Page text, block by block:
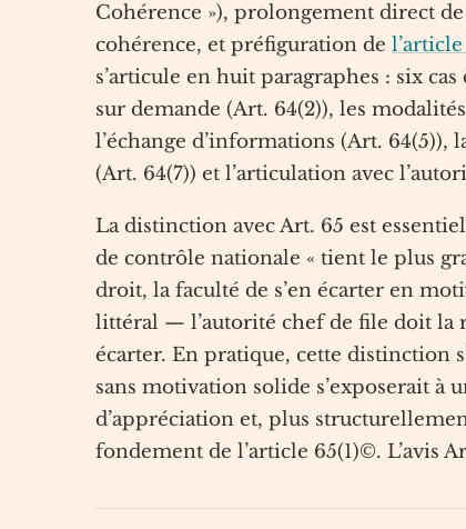
Cohérence »), prolongement direct
cohérence, et préfiguration de
s’articule en huit paragraphes : six
sur demande (Art. 64(2)), les
l’échange d’informations (Art. 64(5)),
(Art. 64(7)) et l’articulation avec
La distinction avec Art. 65 est
de contrôle nationale « tient le plus
droit, la faculté de s’en écarter en
littéral — l’autorité chef de file doit la
écarter. En pratique, cette distinction
sans motivation solide s’exposerait
d’appréciation et, plus
fondement de l’article 65(1)©. L’avis